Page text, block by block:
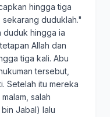
hingga tiga
duduklah."
hingga ia
Allah dan
tiga kali. Abu
tersebut,
Setelah itu mereka
salah
Jabal) lalu